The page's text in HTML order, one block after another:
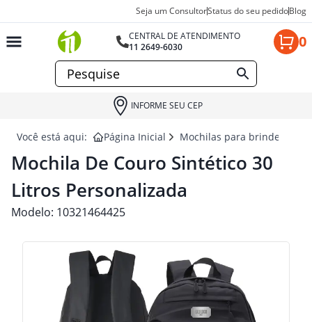
Seja um ConsultorStatus do seu pedidoBlog
CENTRAL DE ATENDIMENTO
11 2649-6030
0
INFORME SEU CEP
Você está aqui: Página Inicial Mochilas para brindes
Mochila De Couro Sintético 30
Litros Personalizada
Modelo: 10321464425